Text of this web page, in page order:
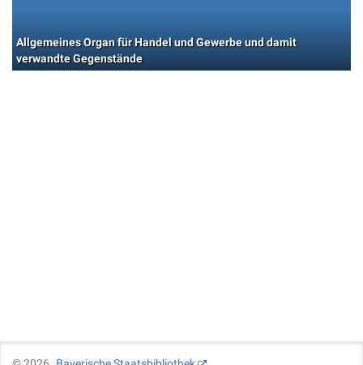
Allgemeines Organ für Handel und Gewerbe und damit
verwandte Gegenstände